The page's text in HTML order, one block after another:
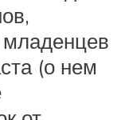
младенцев
(о нем